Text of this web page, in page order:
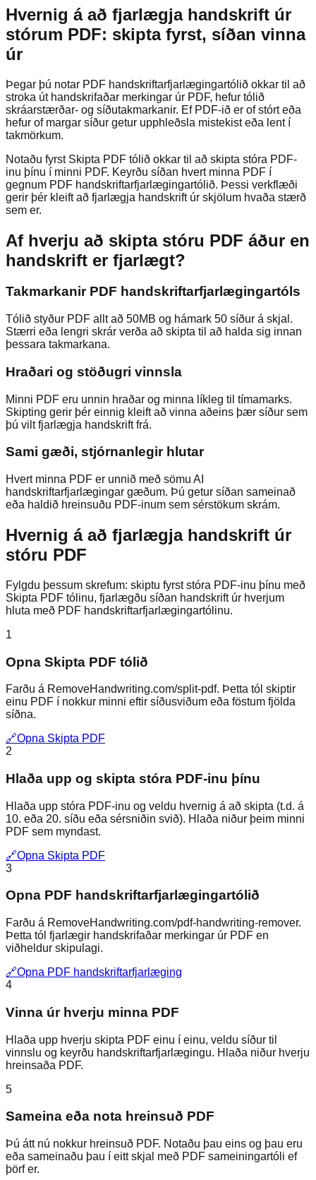
Hvernig á að fjarlægja handskrift úr
stórum PDF: skipta fyrst, síðan vinna
úr
Þegar þú notar PDF handskriftarfjarlægingartólið okkar til að
stroka út handskrifaðar merkingar úr PDF, hefur tólið
skráarstærðar- og síðutakmarkanir. Ef PDF-ið er of stórt eða
hefur of margar síður getur upphleðsla mistekist eða lent í
takmörkum.
Notaðu fyrst Skipta PDF tólið okkar til að skipta stóra PDF-
inu þínu í minni PDF. Keyrðu síðan hvert minna PDF í
gegnum PDF handskriftarfjarlægingartólið. Þessi verkflæði
gerir þér kleift að fjarlægja handskrift úr skjölum hvaða stærð
sem er.
Af hverju að skipta stóru PDF áður en
handskrift er fjarlægt?
Takmarkanir PDF handskriftarfjarlægingartóls
Tólið styður PDF allt að 50MB og hámark 50 síður á skjal.
Stærri eða lengri skrár verða að skipta til að halda sig innan
þessara takmarkana.
Hraðari og stöðugri vinnsla
Minni PDF eru unnin hraðar og minna líkleg til tímamarks.
Skipting gerir þér einnig kleift að vinna aðeins þær síður sem
þú vilt fjarlægja handskrift frá.
Sami gæði, stjórnanlegir hlutar
Hvert minna PDF er unnið með sömu AI
handskriftarfjarlægingar gæðum. Þú getur síðan sameinað
eða haldið hreinsuðu PDF-inum sem sérstökum skrám.
Hvernig á að fjarlægja handskrift úr
stóru PDF
Fylgdu þessum skrefum: skiptu fyrst stóra PDF-inu þínu með
Skipta PDF tólinu, fjarlægðu síðan handskrift úr hverjum
hluta með PDF handskriftarfjarlægingartólinu.
1
Opna Skipta PDF tólið
Farðu á RemoveHandwriting.com/split-pdf. Þetta tól skiptir
einu PDF í nokkur minni eftir síðusviðum eða föstum fjölda
síðna.
🔗Opna Skipta PDF
2
Hlaða upp og skipta stóra PDF-inu þínu
Hlaða upp stóra PDF-inu og veldu hvernig á að skipta (t.d. á
10. eða 20. síðu eða sérsniðin svið). Hlaða niður þeim minni
PDF sem myndast.
🔗Opna Skipta PDF
3
Opna PDF handskriftarfjarlægingartólið
Farðu á RemoveHandwriting.com/pdf-handwriting-remover.
Þetta tól fjarlægir handskrifaðar merkingar úr PDF en
viðheldur skipulagi.
🔗Opna PDF handskriftarfjarlæging
4
Vinna úr hverju minna PDF
Hlaða upp hverju skipta PDF einu í einu, veldu síður til
vinnslu og keyrðu handskriftarfjarlægingu. Hlaða niður hverju
hreinsaða PDF.
5
Sameina eða nota hreinsuð PDF
Þú átt nú nokkur hreinsuð PDF. Notaðu þau eins og þau eru
eða sameinaðu þau í eitt skjal með PDF sameiningartóli ef
þörf er.